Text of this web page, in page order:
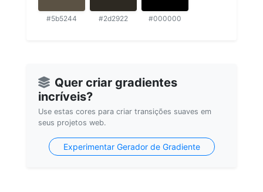
#5b5244 #2d2922 #000000
Quer criar gradientes
incríveis?
Use estas cores para criar transições suaves em
seus projetos web.
Experimentar Gerador de Gradiente